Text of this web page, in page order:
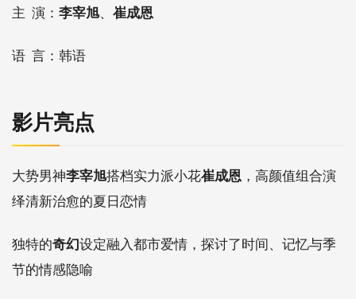
主 演： 李宰旭、 崔成恩
语 言：韩语
影片亮点
大势男神李宰旭搭档实力派小花崔成恩 ，高颜值组合演
绎清新治愈的夏日恋情
独特的奇幻设定融入都市爱情，探讨了时间、记忆与季
节的情感隐喻